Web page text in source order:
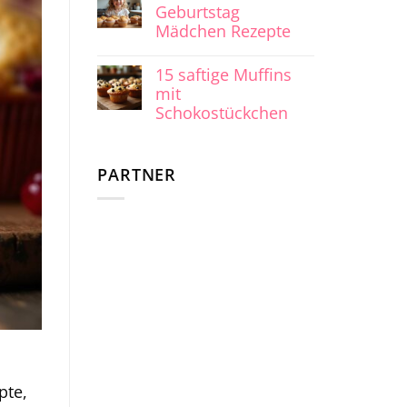
Geburtstag
Mädchen Rezepte
15 saftige Muffins
mit
Schokostückchen
PARTNER